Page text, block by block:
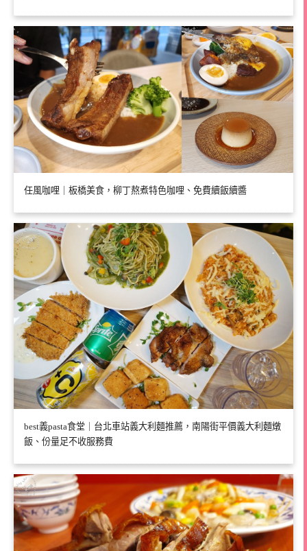
任風咖哩｜板橋美食，柳丁熬煮特色咖哩、免費續飯續醬
best義pasta食堂｜台北車站義大利麵推薦，南陽街平價義大利麵燉
飯、份量足不收服務費